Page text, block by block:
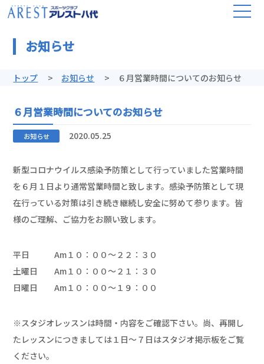
お知らせ
トップ お知らせ ６月営業時間についてのお知らせ
６月営業時間についてのお知らせ
お知らせ 2020.05.25
新型コロナウイルス感染予防策として行っていました営業時間
を６月１日より通常営業時間と致します。感染予防策として現
在行っている対策は引き続き継続し安全に努めて参ります。皆
様のご理解、ご協力をお願い致します。
平日 Am１０：００～２２：３０
土曜日 Am１０：００～２１：３０
日曜日 Am１０：００～１９：００
※スタジオレッスンは時間・内容をご確認下さい。尚、再開し
たレッスンにつきましては１日～７日はスタジオ掲示板をご覧
ください。